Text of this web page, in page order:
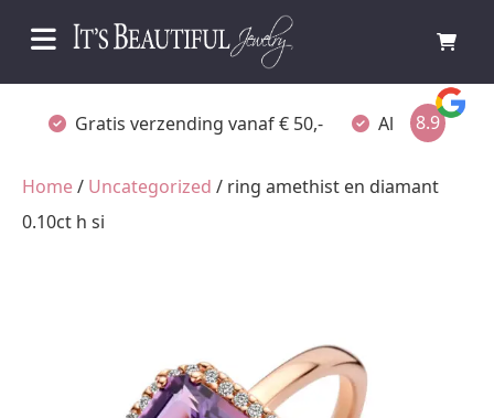
Gratis verzending vanaf € 50,- Altijd verpakt
8.9
Home/ Uncategorized / ring amethist en diamant
0.10ct h si